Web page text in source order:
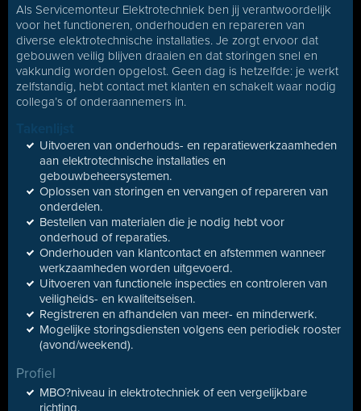
Als Servicemonteur Elektrotechniek ben jij verantwoordelijk
voor het functioneren, onderhouden en repareren van
diverse elektrotechnische installaties. Je zorgt ervoor dat
gebouwen veilig blijven draaien en dat storingen snel en
vakkundig worden opgelost. Geen dag is hetzelfde: je werkt
zelfstandig, hebt contact met klanten en schakelt waar nodig
collega’s of onderaannemers in.
Uitvoeren van onderhouds- en reparatiewerkzaamheden
aan elektrotechnische installaties en
gebouwbeheersystemen.
Oplossen van storingen en vervangen of repareren van
onderdelen.
Bestellen van materialen die je nodig hebt voor
onderhoud of reparaties.
Onderhouden van klantcontact en afstemmen wanneer
werkzaamheden worden uitgevoerd.
Uitvoeren van functionele inspecties en controleren van
veiligheids- en kwaliteitseisen.
Registreren en afhandelen van meer- en minderwerk.
Mogelijke storingsdiensten volgens een periodiek rooster
(avond/weekend).
Profiel
MBO?niveau in elektrotechniek of een vergelijkbare
richting.